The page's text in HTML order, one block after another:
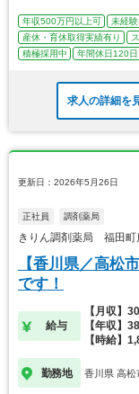
年収500万円以上可 未経
産休・育休取得実績有り
積極採用中
年間休日120日
求人の詳細を
更新日：2026年5月26日
正社員 調剤薬局
きりん調剤薬局 福田町
【香川県／高松
です！
給与
【月収】
【年収】
【時給】
勤務地 香川県 高松